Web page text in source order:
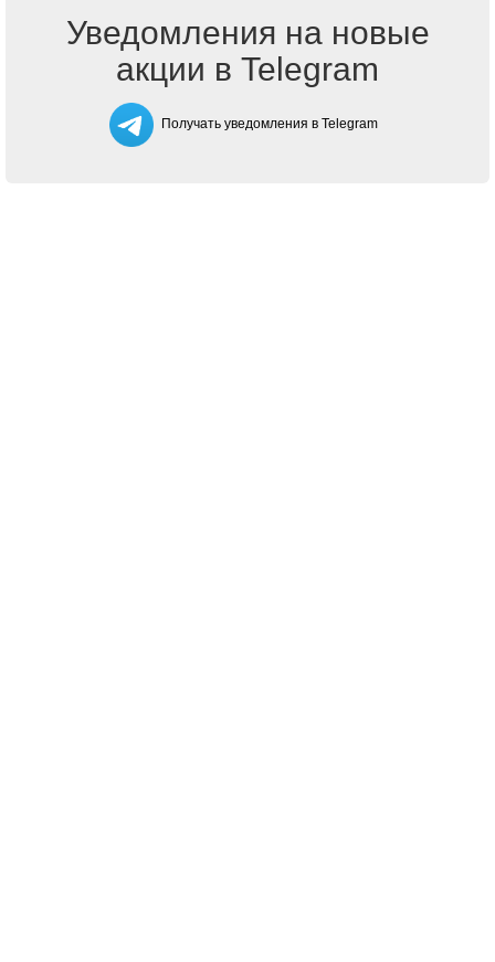
Уведомления на новые
акции в Telegram
Получать уведомления в Telegram